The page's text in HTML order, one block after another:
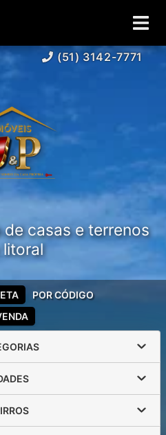
(51) 3142-7771
casas e terrenos
POR CÓDIGO